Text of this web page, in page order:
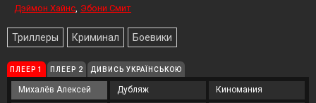
Дэймон Хайнс Эбони Смит
Триллеры Криминал Боевики
ПЛЕЕР 1 ПЛЕЕР 2 ДИВИСЬ УКРАЇНСЬКОЮ
Михалёв Алексей Дубляж Киномания